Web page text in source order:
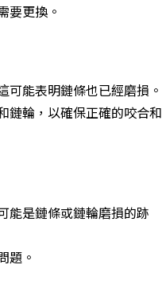
要更換。
可能表明鏈條也已經磨損。
鏈輪，以確保正確的咬合和
能是鏈條或鏈輪磨損的跡
題。